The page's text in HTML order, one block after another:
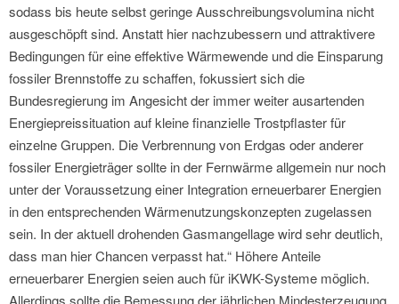
sodass bis heute selbst geringe Ausschreibungsvolumina nicht
ausgeschöpft sind. Anstatt hier nachzubessern und attraktivere
Bedingungen für eine effektive Wärmewende und die Einsparung
fossiler Brennstoffe zu schaffen, fokussiert sich die
Bundesregierung im Angesicht der immer weiter ausartenden
Energiepreissituation auf kleine finanzielle Trostpflaster für
einzelne Gruppen. Die Verbrennung von Erdgas oder anderer
fossiler Energieträger sollte in der Fernwärme allgemein nur noch
unter der Voraussetzung einer Integration erneuerbarer Energien
in den entsprechenden Wärmenutzungskonzepten zugelassen
sein. In der aktuell drohenden Gasmangellage wird sehr deutlich,
dass man hier Chancen verpasst hat.“ Höhere Anteile
erneuerbarer Energien seien auch für iKWK-Systeme möglich.
Allerdings sollte die Bemessung der jährlichen Mindesterzeugung